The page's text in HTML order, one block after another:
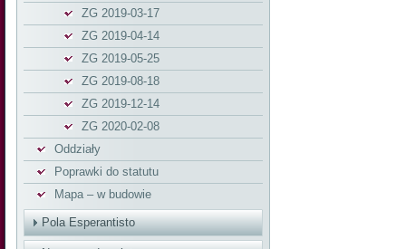
ZG 2019-03-17
ZG 2019-04-14
ZG 2019-05-25
ZG 2019-08-18
ZG 2019-12-14
ZG 2020-02-08
Oddziały
Poprawki do statutu
Mapa – w budowie
Pola Esperantisto